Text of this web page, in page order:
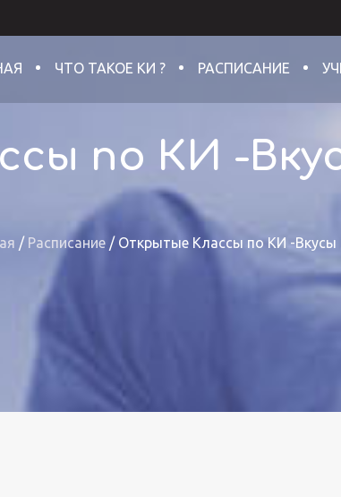
ЧТО ТАКОЕ КИ ? РАСПИСАНИЕ
по КИ -
/ Расписание / Открытые Классы по КИ -